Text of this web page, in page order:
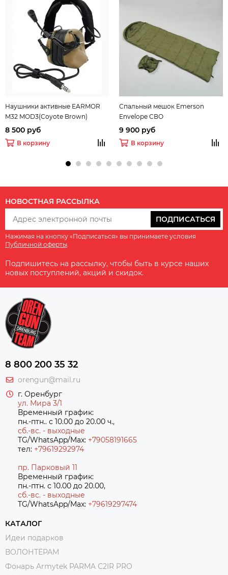
Наушники активные EARMOR
M32 MOD3(Coyote Brown)
8 500 руб
В корзину
Спальный мешок Emerson
Envelope СВО
9 900 руб
В корзину
НОВОСТНАЯ РАССЫЛКА
ПОДПИСАТЬСЯ
Нажимая на кнопку «Подписаться» вы принимаете условия
Публичной оферты
Подпишитесь на рассылку, чтобы быть в курсе наших
новых поступлений, акций и скидок.
8 800 200 35 32
orengun@mail.ru
г. Оренбург
ул. Мира 3/1
Временный график:
пн.-птн.. с 10.00 до 20.00 ч.,
сб.-вс. - выходные
TG/WhatsApp/Max: +79058191665
тел: +79619292974
пр. Парковый 11
Временный график:
пн.-птн. с 10.00 до 20.00,
сб.-вс. - выходные
TG/WhatsApp/Max: +79619297474
КАТАЛОГ
Идеи подарков
ВОЛОНТЁРАМ
Фонарь Armytek PARMA C2IR PRO